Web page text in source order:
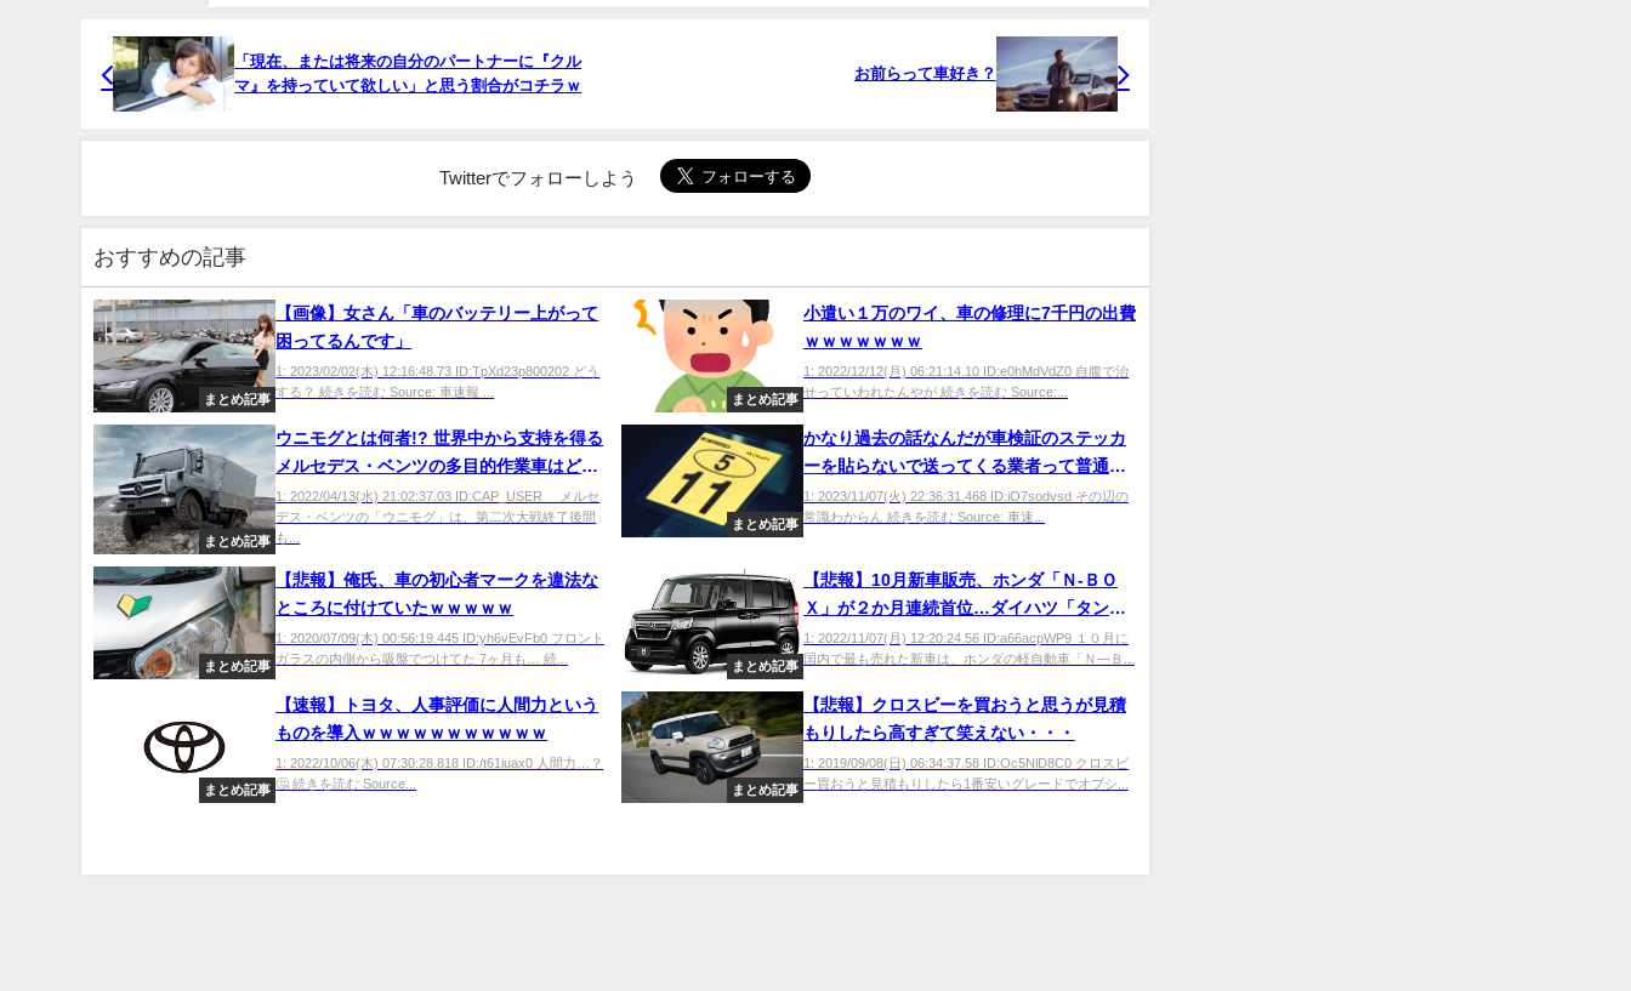
「現在、または将来の自分のパートナーに『クル
マ』を持っていて欲しい」と思う割合がコチラｗ
お前らって車好き？
Twitterでフォローしよう
おすすめの記事
まとめ記事
【画像】女さん「車のバッテリー上がって
困ってるんです」
1: 2023/02/02(木) 12:16:48.73 ID:TpXd23p800202 どう
する？ 続きを読む Source: 車速報 ...
まとめ記事
小遣い１万のワイ、車の修理に7千円の出費
ｗｗｗｗｗｗｗ
1: 2022/12/12(月) 06:21:14.10 ID:e0hMdVdZ0 自腹で治
せっていわれたんやが 続きを読む Source:...
まとめ記事
ウニモグとは何者!? 世界中から支持を得る
メルセデス・ベンツの多目的作業車はどこ
がすごいのか？
1: 2022/04/13(水) 21:02:37.03 ID:CAP_USER メルセ
デス・ベンツの「ウニモグ」は、第二次大戦終了後間
も...
まとめ記事
かなり過去の話なんだが車検証のステッカ
ーを貼らないで送ってくる業者って普通な
のか？
1: 2023/11/07(火) 22:36:31.468 ID:iO7sodvsd その辺の
常識わからん 続きを読む Source: 車速...
まとめ記事
【悲報】俺氏、車の初心者マークを違法な
ところに付けていたｗｗｗｗｗ
1: 2020/07/09(木) 00:56:19.445 ID:yh6vEvFb0 フロント
ガラスの内側から吸盤でつけてた 7ヶ月も… 続...
まとめ記事
【悲報】10月新車販売、ホンダ「Ｎ-ＢＯ
Ｘ」が２か月連続首位…ダイハツ「タン
ト」が２位に上昇
1: 2022/11/07(月) 12:20:24.56 ID:a66acpWP9 １０月に
国内で最も売れた新車は、ホンダの軽自動車「Ｎ―Ｂ...
まとめ記事
【速報】トヨタ、人事評価に人間力という
ものを導入ｗｗｗｗｗｗｗｗｗｗｗ
1: 2022/10/06(木) 07:30:28.818 ID:/t61iuax0 人間力…？
🤔 続きを読む Source...
まとめ記事
【悲報】クロスビーを買おうと思うが見積
もりしたら高すぎて笑えない・・・
1: 2019/09/08(日) 06:34:37.58 ID:Oc5NlD8C0 クロスビ
ー買おうと見積もりしたら1番安いグレードでオプシ...